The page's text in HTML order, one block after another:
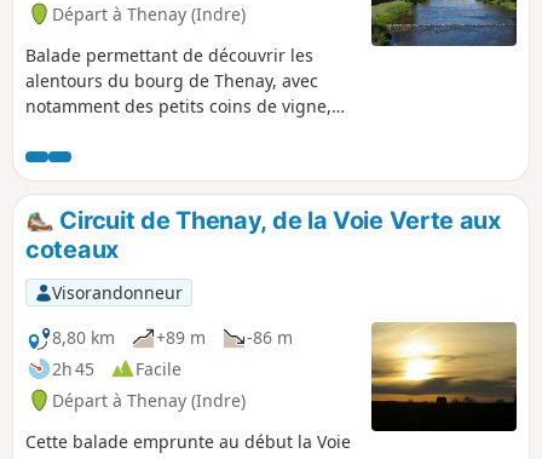
Départ à Thenay (Indre)
Balade permettant de découvrir les
alentours du bourg de Thenay, avec
notamment des petits coins de vigne,
vignobles de la région. Sur la fin, vous
pourrez découvrir de beaux points de
vue sur la vallée de la Creuse et la
commune de Saint-Gaultier.
Circuit de Thenay, de la Voie Verte aux
coteaux
Visorandonneur
8,80 km
+89 m
-86 m
2h 45
Facile
Départ à Thenay (Indre)
Cette balade emprunte au début la Voie